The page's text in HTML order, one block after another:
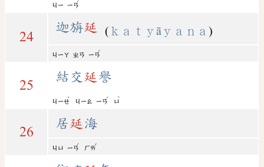
ㄐㄧ ㄧㄢ
24
迦旃延 ( ｋａｔｙāｙａｎａ )
ㄐㄧㄚ ㄓㄢ ㄧㄢ
ˊ
25
結交 延 譽
ㄐㄧㄝ
ˊ
ㄐㄧㄠ ㄧㄢ
ˊ
ㄩ
ˋ
26
居延 海
ㄐㄩ ㄧㄢ
ˊ
ㄏㄞ
ˇ